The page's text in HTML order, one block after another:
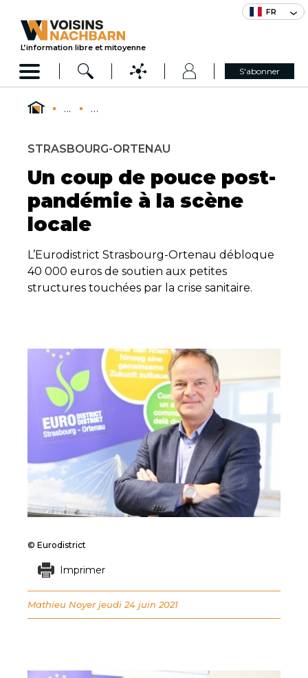
FR
L’information libre et mitoyenne
S'abonner
... ...
STRASBOURG-ORTENAU
Un coup de pouce post-
pandémie à la scène
locale
L’Eurodistrict Strasbourg-Ortenau débloque
40 000 euros de soutien aux petites
structures touchées par la crise sanitaire.
© Eurodistrict
Imprimer
Mathieu Noyer jeudi 24 juin 2021